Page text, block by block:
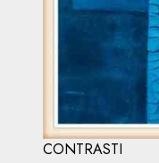
CONTRASTI